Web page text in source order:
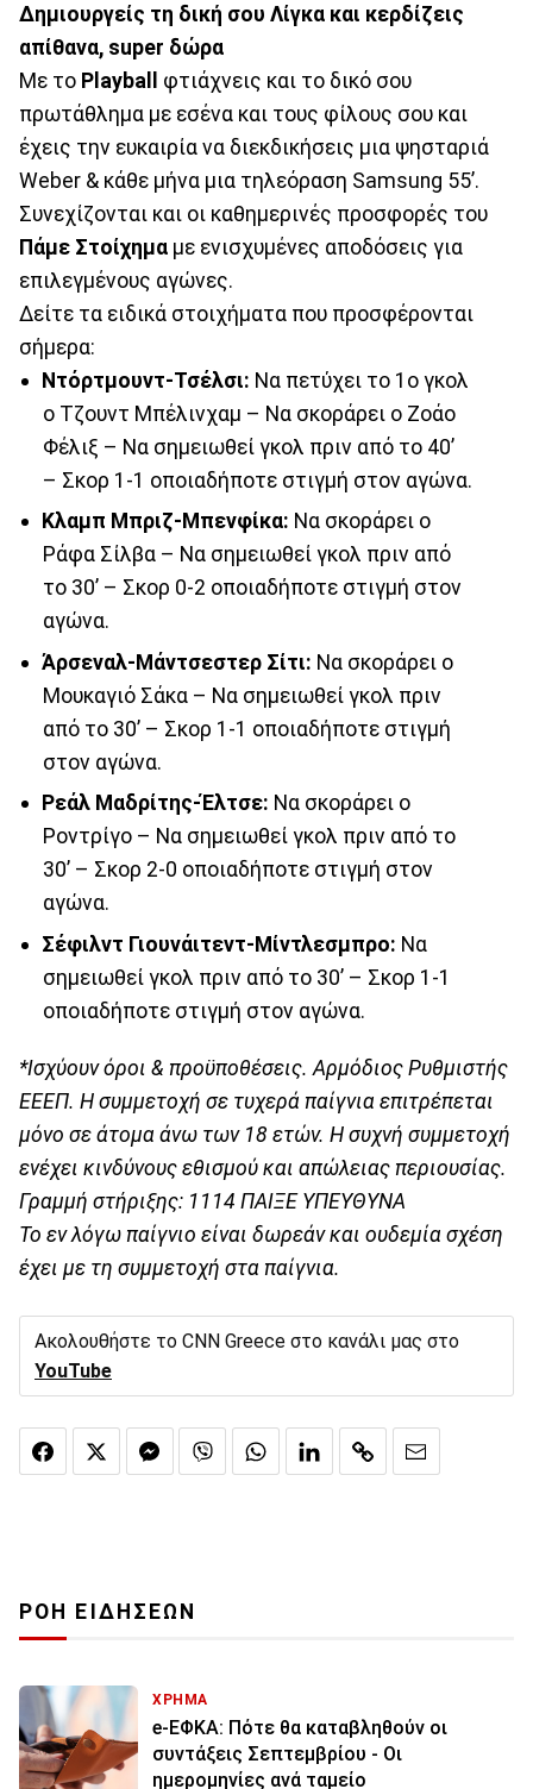
Δημιουργείς τη δική σου Λίγκα και κερδίζεις
απίθανα, super δώρα
Mε το Playball
φτιάχνεις και το δικό σου
πρωτάθλημα με εσένα και τους φίλους σου και
έχεις την ευκαιρία να διεκδικήσεις μια ψησταριά
Weber & κάθε μήνα μια τηλεόραση Samsung 55’.
Συνεχίζονται και οι καθημερινές προσφορές του
Πάμε Στοίχημα με ενισχυμένες αποδόσεις για
επιλεγμένους αγώνες.
Δείτε τα ειδικά στοιχήματα που προσφέρονται
σήμερα:
Ντόρτμουντ-Τσέλσι: Να πετύχει το 1ο γκολ
ο Τζουντ Μπέλινχαμ – Να σκοράρει ο Ζοάο
Φέλιξ – Να σημειωθεί γκολ πριν από το 40’
– Σκορ 1-1 οποιαδήποτε στιγμή στον αγώνα.
Κλαμπ Μπριζ-Μπενφίκα: Να σκοράρει ο
Ράφα Σίλβα – Να σημειωθεί γκολ πριν από
το 30’ – Σκορ 0-2 οποιαδήποτε στιγμή στον
αγώνα.
Άρσεναλ-Μάντσεστερ Σίτι: Να σκοράρει ο
Μουκαγιό Σάκα – Να σημειωθεί γκολ πριν
από το 30’ – Σκορ 1-1 οποιαδήποτε στιγμή
στον αγώνα.
Ρεάλ Μαδρίτης-Έλτσε: Να σκοράρει ο
Ροντρίγο – Να σημειωθεί γκολ πριν από το
30’ – Σκορ 2-0 οποιαδήποτε στιγμή στον
αγώνα.
Σέφιλντ Γιουνάιτεντ-Μίντλεσμπρο: Να
σημειωθεί γκολ πριν από το 30’ – Σκορ 1-1
οποιαδήποτε στιγμή στον αγώνα.
*Ισχύουν όροι & προϋποθέσεις. Αρμόδιος Ρυθμιστής
ΕΕΕΠ. Η συμμετοχή σε τυχερά παίγνια επιτρέπεται
μόνο σε άτομα άνω των 18 ετών. Η συχνή συμμετοχή
ενέχει κινδύνους εθισμού και απώλειας περιουσίας.
Γραμμή στήριξης: 1114 ΠΑΙΞΕ ΥΠΕΥΘΥΝΑ
Το εν λόγω παίγνιο είναι δωρεάν και ουδεμία σχέση
έχει με τη συμμετοχή στα παίγνια.
Ακολουθήστε το CNN Greece στο κανάλι μας στο
YouTube
ΡΟΗ ΕΙΔΗΣΕΩΝ
ΧΡΗΜΑ
e-ΕΦΚΑ: Πότε θα καταβληθούν οι
συντάξεις Σεπτεμβρίου - Οι
ημερομηνίες ανά ταμείο